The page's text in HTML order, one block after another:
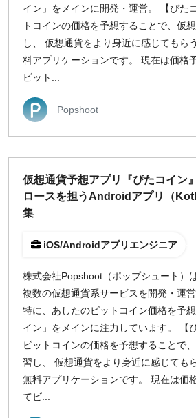
イン」をメインに開発・運営。 【ぴた
トコインの価格を予想することで、仮
し、 仮想通貨をより身近に感じてもら
料アプリケーションです。 現在は価格
ビット...
Popshoot
仮想通貨予想アプリ『ぴたコイン
ロースを担うAndroidアプリ（
集
iOS/Androidアプリエンジニア
株式会社Popshoot（ポップシュート）
複数の仮想通貨系サービスを開発・運
特に、あしたのビットコイン価格を予
イン」をメインに注力しています。 【
ビットコインの価格を予想することで
習し、 仮想通貨をより身近に感じても
無料アプリケーションです。 現在は価
てビ...